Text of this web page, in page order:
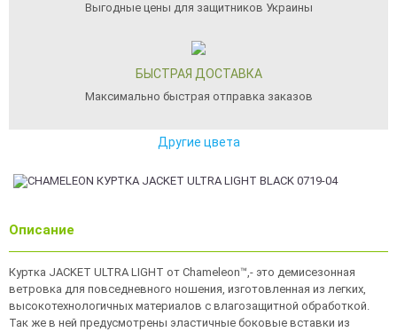
Выгодные цены для защитников Украины
БЫСТРАЯ ДОСТАВКА
Максимально быстрая отправка заказов
Другие цвета
Описание
Куртка JACKET ULTRA LIGHT от Chameleon™,- это демисезонная
ветровка для повседневного ношения, изготовленная из легких,
высокотехнологичных материалов с влагозащитной обработкой.
Так же в ней предусмотрены эластичные боковые вставки из